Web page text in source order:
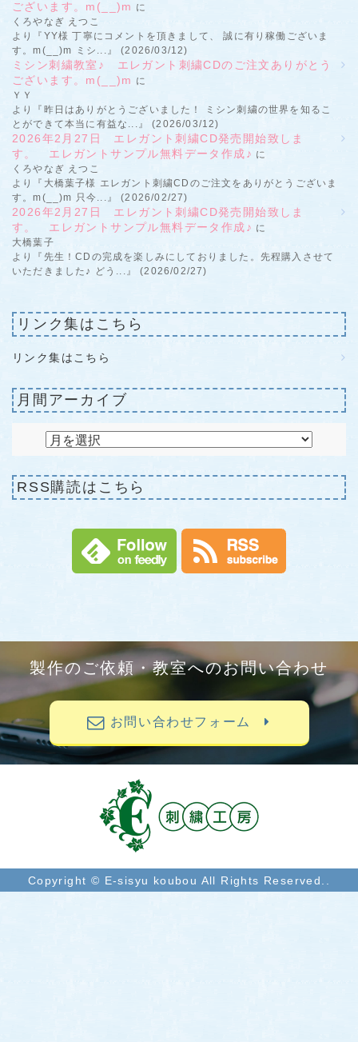
ございます。m(__)m に
くろやなぎ えつこ
より『YY様 丁寧にコメントを頂きまして、 誠に有り稼働ございま
す。m(__)m ミシ...』 (2026/03/12)
ミシン刺繍教室♪ エレガント刺繍CDのご注文ありがとう
ございます。m(__)m に
ＹＹ
より『昨日はありがとうございました！ ミシン刺繍の世界を知るこ
とができて本当に有益な...』 (2026/03/12)
2026年2月27日 エレガント刺繍CD発売開始致しま
す。 エレガントサンプル無料データ作成♪ に
くろやなぎ えつこ
より『大橋葉子様 エレガント刺繍CDのご注文をありがとうございま
す。m(__)m 只今...』 (2026/02/27)
2026年2月27日 エレガント刺繍CD発売開始致しま
す。 エレガントサンプル無料データ作成♪ に
大橋葉子
より『先生！CDの完成を楽しみにしておりました。先程購入させて
いただきました♪ どう...』 (2026/02/27)
リンク集はこちら
リンク集はこちら
月間アーカイブ
RSS購読はこちら
製作のご依頼・教室へのお問い合わせ
お問い合わせフォーム
Copyright © E-sisyu koubou All Rights Reserved..